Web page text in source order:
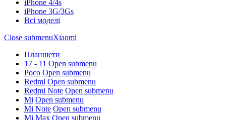
iPhone 4/4s
iPhone 3G/3Gs
Всі моделі
Close submenuXiaomi
Планшети
17 - 11 Open submenu
Poco Open submenu
Redmi Open submenu
Redmi Note Open submenu
Mi Open submenu
Mi Note Open submenu
Mi Max Open submenu